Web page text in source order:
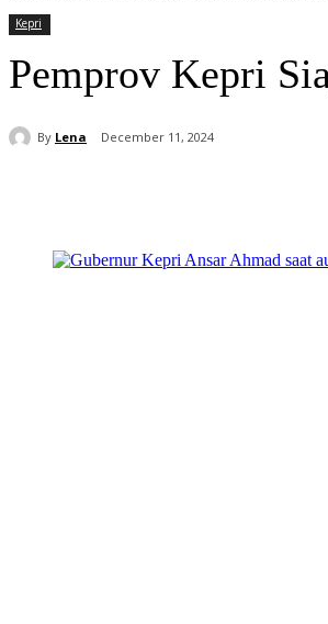
Kepri
Pemprov Kepri
By Lena December 11, 2024